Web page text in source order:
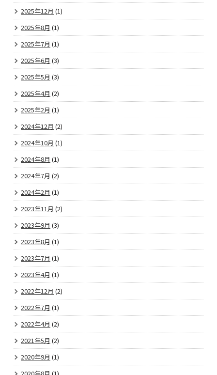
2025年12月 (1)
2025年8月 (1)
2025年7月 (1)
2025年6月 (3)
2025年5月 (3)
2025年4月 (2)
2025年2月 (1)
2024年12月 (2)
2024年10月 (1)
2024年8月 (1)
2024年7月 (2)
2024年2月 (1)
2023年11月 (2)
2023年9月 (3)
2023年8月 (1)
2023年7月 (1)
2023年4月 (1)
2022年12月 (2)
2022年7月 (1)
2022年4月 (2)
2021年5月 (2)
2020年9月 (1)